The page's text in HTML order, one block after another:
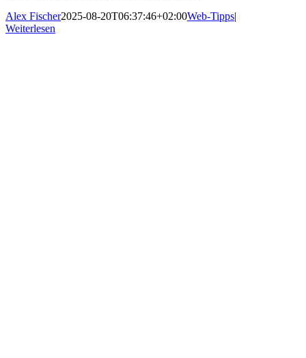
Alex Fischer2025-08-20T06:37:46+02:00Web-Tipps|
Weiterlesen